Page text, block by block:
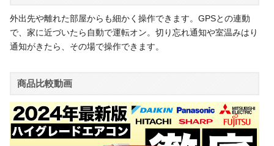
外出先や離れた部屋からも細かく操作できます。GPSとの連動
で、家に近づいたら自動で運転オン。切り忘れ通知や室温みはり
通知がきたら、その場で操作できます。
商品比較動画